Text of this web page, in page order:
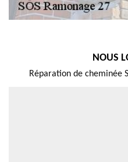
NOUS
Réparation de cheminée